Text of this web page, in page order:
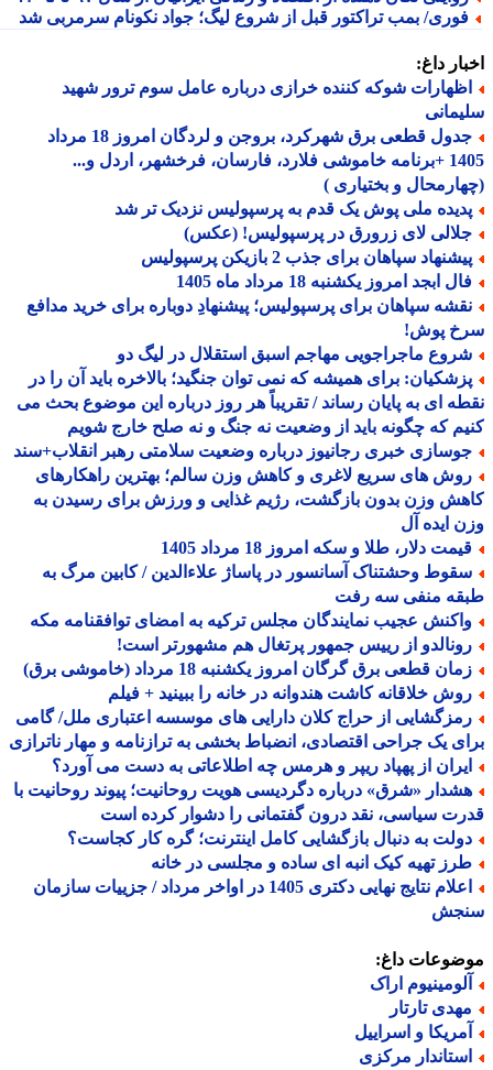
بمب تراکتور قبل از شروع لیگ؛ جواد نکونام سرمربی شد
داغ:
شوکه کننده خرازی درباره عامل سوم ترور شهید
جدول قطعی برق شهرکرد، بروجن و لردگان امروز 18 مرداد
1405 +برنامه خاموشی فلارد، فارسان، فرخشهر، اردل و...
و بختیاری )
ملی پوش یک قدم به پرسپولیس نزدیک تر شد
لای زرورق در پرسپولیس! (عکس)
سپاهان برای جذب 2 بازیکن پرسپولیس
ابجد امروز یکشنبه 18 مرداد ماه 1405
سپاهان برای پرسپولیس؛ پیشنهادِ دوباره برای خرید مدافع
پوش!
ماجراجویی مهاجم اسبق استقلال در لیگ دو
برای همیشه که نمی توان جنگید؛ بالاخره باید آن را در
ای به پایان رساند / تقریباً هر روز درباره این موضوع بحث می
که چگونه باید از وضعیت نه جنگ و نه صلح خارج شویم
خبری رجانیوز درباره وضعیت سلامتی رهبر انقلاب+سند
های سریع لاغری و کاهش وزن سالم؛ بهترین راهکارهای
وزن بدون بازگشت، رژیم غذایی و ورزش برای رسیدن به
ایده آل
دلار، طلا و سکه امروز 18 مرداد 1405
وحشتناک آسانسور در پاساژ علاءالدین / کابین مرگ به
منفی سه رفت
عجیب نمایندگان مجلس ترکیه به امضای توافقنامه مکه
از رییس جمهور پرتغال هم مشهورتر است!
قطعی برق گرگان امروز یکشنبه 18 مرداد (خاموشی برق)
خلاقانه کاشت هندوانه در خانه را ببینید + فیلم
از حراج کلان دارایی های موسسه اعتباری ملل/ گامی
یک جراحی اقتصادی، انضباط بخشی به ترازنامه و مهار ناترازی
از پهپاد ریپر و هرمس چه اطلاعاتی به دست می آورد؟
«شرق» درباره دگردیسی هویت روحانیت؛ پیوند روحانیت با
سیاسی، نقد درون گفتمانی را دشوار کرده است
به دنبال بازگشایی کامل اینترنت؛ گره کار کجاست؟
تهیه کیک انبه ای ساده و مجلسی در خانه
اعلام نتایج نهایی دکتری 1405 در اواخر مرداد / جزییات سازمان
داغ:
اراک
تارتار
و اسراییل
مرکزی